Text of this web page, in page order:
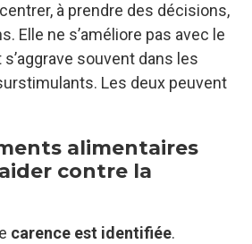
à prendre des décisions,
Elle ne s’améliore pas avec le
souvent dans les
Les deux peuvent
alimentaires
contre la
carence est identifiée.